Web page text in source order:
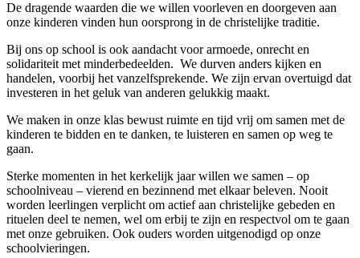
De dragende waarden die we willen voorleven en doorgeven aan
onze kinderen vinden hun oorsprong in de christelijke traditie.
Bij ons op school is ook aandacht voor armoede, onrecht en
solidariteit met minderbedeelden. We durven anders kijken en
handelen, voorbij het vanzelfsprekende. We zijn ervan overtuigd dat
investeren in het geluk van anderen gelukkig maakt.
We maken in onze klas bewust ruimte en tijd vrij om samen met de
kinderen te bidden en te danken, te luisteren en samen op weg te
gaan.
Sterke momenten in het kerkelijk jaar willen we samen – op
schoolniveau – vierend en bezinnend met elkaar beleven. Nooit
worden leerlingen verplicht om actief aan christelijke gebeden en
rituelen deel te nemen, wel om erbij te zijn en respectvol om te gaan
met onze gebruiken. Ook ouders worden uitgenodigd op onze
schoolvieringen.